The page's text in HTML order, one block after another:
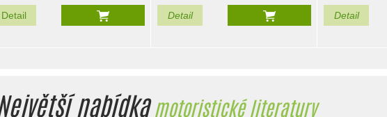
Detail Detail Detail
nabídkamotoristické literatury